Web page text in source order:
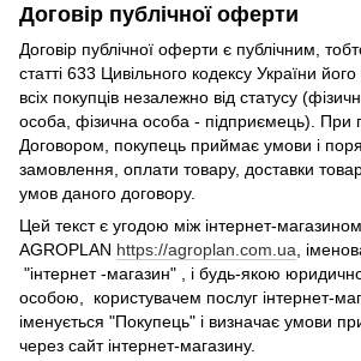
Договір публічної оферти
Договір публічної оферти є публічним,
статті 633 Цивільного кодексу України
всіх покупців незалежно від статусу
особа, фізична особа - підприємець). При
Договором, покупець приймає умови і
замовлення, оплати товару, доставки
умов даного договору.
Цей текст є угодою між інтернет-магазином
AGROPLAN https://agroplan.com.ua ,
"інтернет -магазин" , і будь-якою
особою, користувачем послуг інтернет-
іменується "Покупець" і визначає умови
через сайт інтернет-магазину.